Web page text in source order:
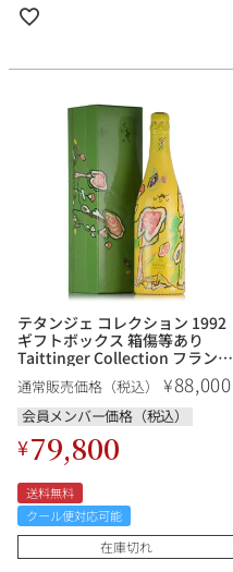
テタンジェ コレクション 1992
ギフトボックス 箱傷等あり
Taittinger Collection フランス
シャンパン シャンパーニュ
通常販売価格（税込） ¥88,000
会員メンバー価格（税込）
¥79,800
送料無料
クール便対応可能
在庫切れ